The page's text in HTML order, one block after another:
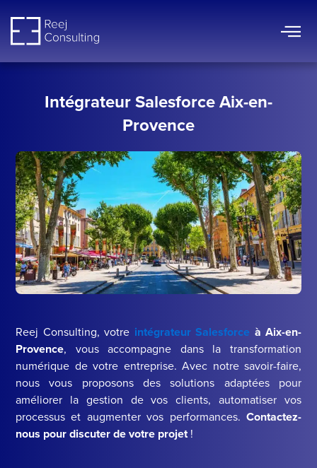
contenu
Intégrateur Salesforce Aix-en-
Provence
Reej Consulting, votre intégrateur Salesforce à Aix-en-
Provence, vous accompagne dans la transformation
numérique de votre entreprise. Avec notre savoir-faire,
nous vous proposons des solutions adaptées pour
améliorer la gestion de vos clients, automatiser vos
processus et augmenter vos performances. Contactez-
nous pour discuter de votre projet!